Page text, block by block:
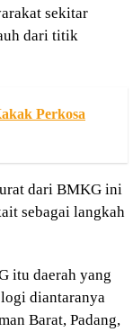
sekitar
dari titik
Perkosa
dari BMKG ini
sebagai langkah
itu daerah yang
diantaranya
Barat, Padang,